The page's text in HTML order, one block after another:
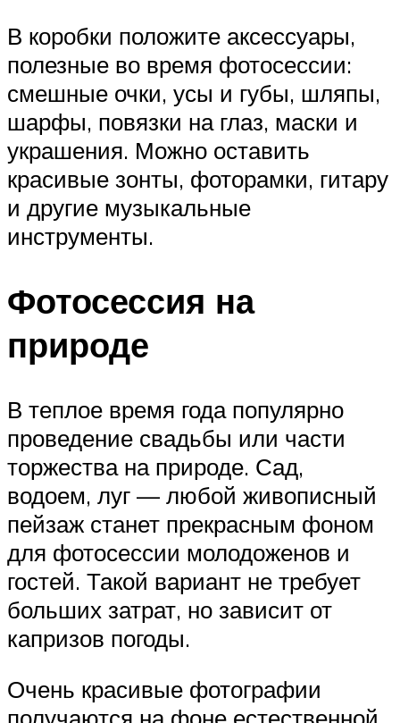
В коробки положите аксессуары,
полезные во время фотосессии:
смешные очки, усы и губы, шляпы,
шарфы, повязки на глаз, маски и
украшения. Можно оставить
красивые зонты, фоторамки, гитару
и другие музыкальные
инструменты.
Фотосессия на
природе
В теплое время года популярно
проведение свадьбы или части
торжества на природе. Сад,
водоем, луг — любой живописный
пейзаж станет прекрасным фоном
для фотосессии молодоженов и
гостей. Такой вариант не требует
больших затрат, но зависит от
капризов погоды.
Очень красивые фотографии